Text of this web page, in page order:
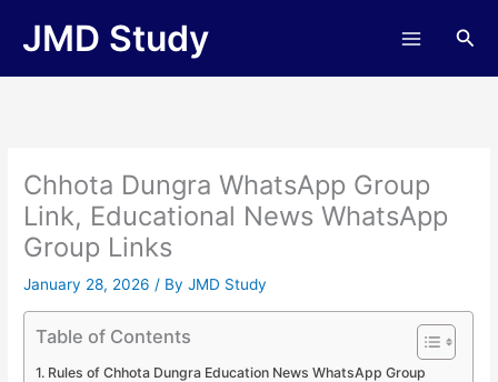
JMD Study
Chhota Dungra WhatsApp Group
Link, Educational News WhatsApp
Group Links
January 28, 2026/ ByJMD Study
Table of Contents
Rules of Chhota Dungra Education News WhatsApp Group